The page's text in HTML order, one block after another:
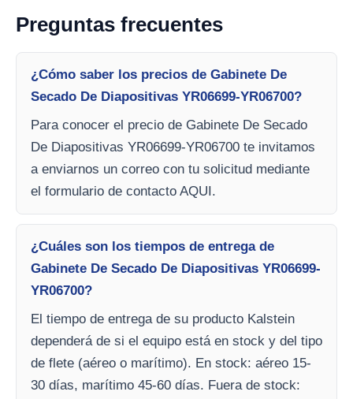
Preguntas frecuentes
¿Cómo saber los precios de Gabinete De
Secado De Diapositivas YR06699-YR06700?
Para conocer el precio de Gabinete De Secado
De Diapositivas YR06699-YR06700 te invitamos
a enviarnos un correo con tu solicitud mediante
el formulario de contacto AQUI.
¿Cuáles son los tiempos de entrega de
Gabinete De Secado De Diapositivas YR06699-
YR06700?
El tiempo de entrega de su producto Kalstein
dependerá de si el equipo está en stock y del tipo
de flete (aéreo o marítimo). En stock: aéreo 15-
30 días, marítimo 45-60 días. Fuera de stock: